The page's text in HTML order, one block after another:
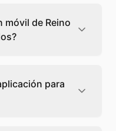
€/min con
exacto antes
vas a gastar.
móvil de Reino
€/min con
los minutos que
para